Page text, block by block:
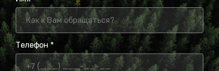
Телефон *